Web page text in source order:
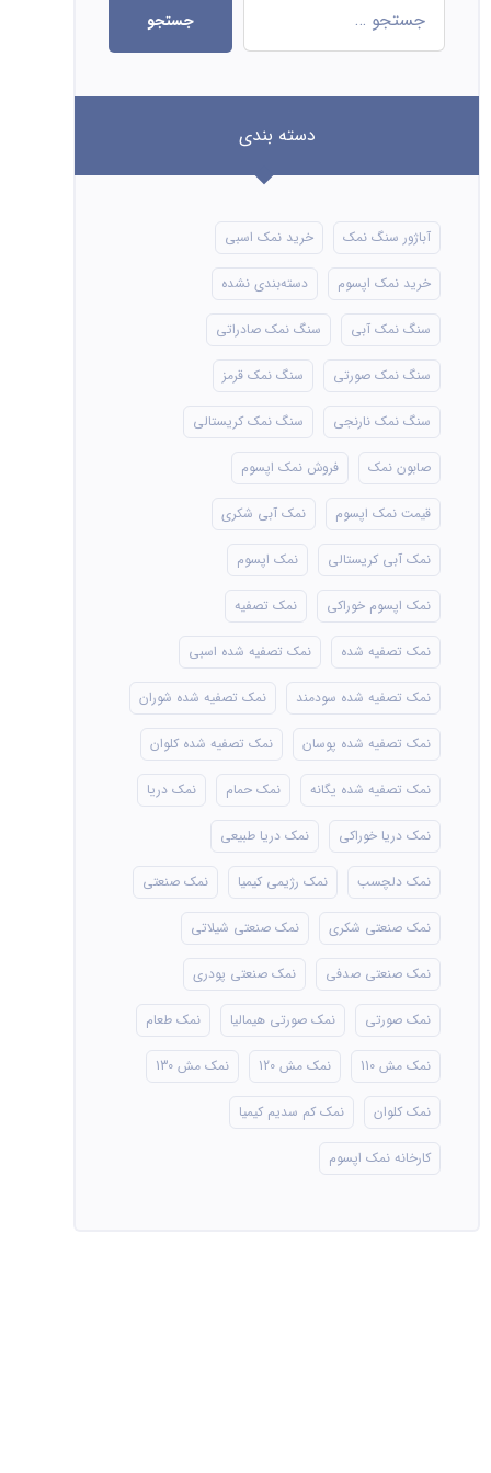
جستجو
دسته بندی
آباژور سنگ نمک خرید نمک اسبی
خرید نمک اپسوم دسته‌بندی نشده
سنگ نمک آبی سنگ نمک صادراتی
سنگ نمک صورتی سنگ نمک قرمز
سنگ نمک نارنجی سنگ نمک کریستالی
صابون نمک فروش نمک اپسوم
قیمت نمک اپسوم نمک آبی شکری
نمک آبی کریستالی نمک اپسوم
نمک اپسوم خوراکی نمک تصفیه
نمک تصفیه شده نمک تصفیه شده اسبی
نمک تصفیه شده سودمند نمک تصفیه شده شوران
نمک تصفیه شده پوسان نمک تصفیه شده کلوان
نمک تصفیه شده یگانه نمک حمام نمک دریا
نمک دریا خوراکی نمک دریا طبیعی
نمک دلچسب نمک رژیمی کیمیا نمک صنعتی
نمک صنعتی شکری نمک صنعتی شیلاتی
نمک صنعتی صدفی نمک صنعتی پودری
نمک صورتی نمک صورتی هیمالیا نمک طعام
نمک مش 110 نمک مش 120 نمک مش 130
نمک کلوان نمک کم سدیم کیمیا
کارخانه نمک اپسوم